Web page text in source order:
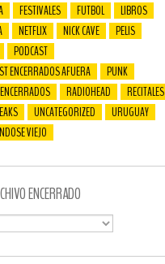
FESTIVALES FUTBOL
LIBROS
NETFLIX NICK CAVE
PELIS
PODCAST
ENCERRADOS AFUERA
PUNK
RADIOHEAD
RECITALES
UNCATEGORIZED
URUGUAY
VIEJO
ENCERRADO